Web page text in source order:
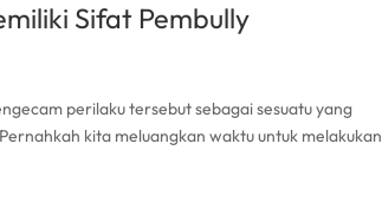
Sifat Pembully
perilaku tersebut sebagai sesuatu yang
kita meluangkan waktu untuk melakukan